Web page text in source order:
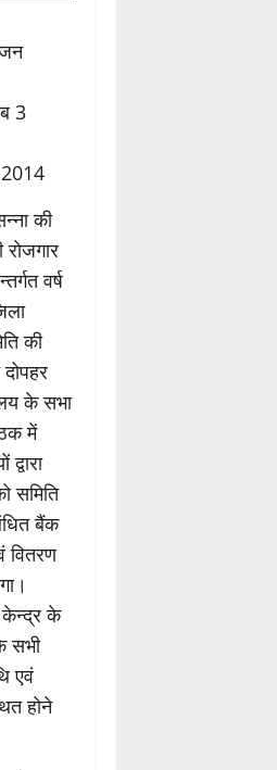
3
2014
की
रोजगार
वर्ष
की
के सभा
में
समिति
बैंक
वितरण
केन्द्र के
सभी
एवं
होने